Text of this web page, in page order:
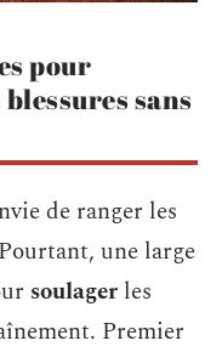
pour
sans
de ranger les
une large
soulager les
Premier